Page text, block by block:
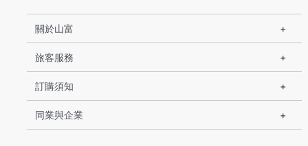
關於山富
旅客服務
訂購須知
同業與企業